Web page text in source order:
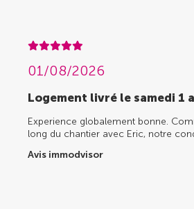
01/08/2026
Logement livré le samedi 1
Experience globalement bonne.
long du chantier avec Eric, notre
Avis immodvisor